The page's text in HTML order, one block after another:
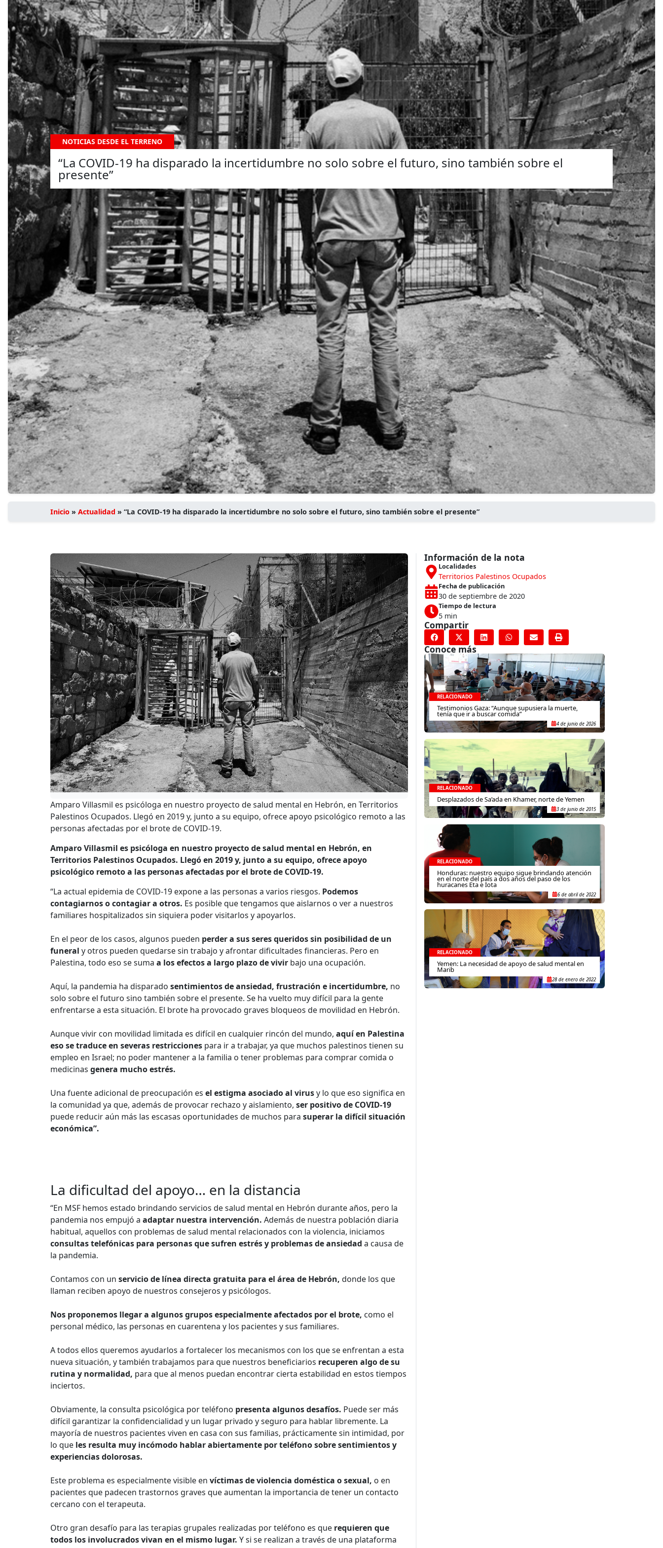
NOTICIAS DESDE EL TERRENO
“La COVID-19 ha disparado la incertidumbre no solo sobre el futuro, sino también sobre el
presente”
Inicio » Actualidad » “La COVID-19 ha disparado la incertidumbre no solo sobre el futuro, sino también sobre el presente”
Amparo Villasmil es psicóloga en nuestro proyecto de salud mental en Hebrón, en Territorios
Palestinos Ocupados. Llegó en 2019 y, junto a su equipo, ofrece apoyo psicológico remoto a las
personas afectadas por el brote de COVID-19.
Amparo Villasmil es psicóloga en nuestro proyecto de salud mental en Hebrón, en
Territorios Palestinos Ocupados. Llegó en 2019 y, junto a su equipo, ofrece apoyo
psicológico remoto a las personas afectadas por el brote de COVID-19.
“La actual epidemia de COVID-19 expone a las personas a varios riesgos. Podemos
contagiarnos o contagiar a otros. Es posible que tengamos que aislarnos o ver a nuestros
familiares hospitalizados sin siquiera poder visitarlos y apoyarlos.
En el peor de los casos, algunos pueden perder a sus seres queridos sin posibilidad de un
funeral y otros pueden quedarse sin trabajo y afrontar dificultades financieras. Pero en
Palestina, todo eso se suma a los efectos a largo plazo de vivir bajo una ocupación.
Aquí, la pandemia ha disparado sentimientos de ansiedad, frustración e incertidumbre, no
solo sobre el futuro sino también sobre el presente. Se ha vuelto muy difícil para la gente
enfrentarse a esta situación. El brote ha provocado graves bloqueos de movilidad en Hebrón.
Aunque vivir con movilidad limitada es difícil en cualquier rincón del mundo, aquí en Palestina
eso se traduce en severas restricciones para ir a trabajar, ya que muchos palestinos tienen su
empleo en Israel; no poder mantener a la familia o tener problemas para comprar comida o
medicinas genera mucho estrés.
Una fuente adicional de preocupación es el estigma asociado al virusy lo que eso significa en
la comunidad ya que, además de provocar rechazo y aislamiento, ser positivo de COVID-19
puede reducir aún más las escasas oportunidades de muchos para superar la difícil situación
económica”.
La dificultad del apoyo… en la distancia
“En MSF hemos estado brindando servicios de salud mental en Hebrón durante años, pero la
pandemia nos empujó a adaptar nuestra intervención. Además de nuestra población diaria
habitual, aquellos con problemas de salud mental relacionados con la violencia, iniciamos
consultas telefónicas para personas que sufren estrés y problemas de ansiedad a causa de
la pandemia.
Contamos con un servicio de línea directa gratuita para el área de Hebrón, donde los que
llaman reciben apoyo de nuestros consejeros y psicólogos.
Nos proponemos llegar a algunos grupos especialmente afectados por el brote, como el
personal médico, las personas en cuarentena y los pacientes y sus familiares.
A todos ellos queremos ayudarlos a fortalecer los mecanismos con los que se enfrentan a esta
nueva situación, y también trabajamos para que nuestros beneficiarios recuperen algo de su
rutina y normalidad, para que al menos puedan encontrar cierta estabilidad en estos tiempos
inciertos.
Obviamente, la consulta psicológica por teléfono presenta algunos desafíos. Puede ser más
difícil garantizar la confidencialidad y un lugar privado y seguro para hablar libremente. La
mayoría de nuestros pacientes viven en casa con sus familias, prácticamente sin intimidad, por
lo que les resulta muy incómodo hablar abiertamente por teléfono sobre sentimientos y
experiencias dolorosas.
Este problema es especialmente visible en víctimas de violencia doméstica o sexual, o en
pacientes que padecen trastornos graves que aumentan la importancia de tener un contacto
cercano con el terapeuta.
Otro gran desafío para las terapias grupales realizadas por teléfono es que requieren que
todos los involucrados vivan en el mismo lugar. Y si se realizan a través de una plataforma
Información de la nota
Localidades
Territorios Palestinos Ocupados
Fecha de publicación
30 de septiembre de 2020
Tiempo de lectura
5 min
Compartir
Conoce más
RELACIONADO
Testimonios Gaza: “Aunque supusiera la muerte,
tenía que ir a buscar comida”
4 de junio de 2026
RELACIONADO
Desplazados de Sa’ada en Khamer, norte de Yemen
3 de junio de 2015
RELACIONADO
Honduras: nuestro equipo sigue brindando atención
en el norte del país a dos años del paso de los
huracanes Eta e Iota
6 de abril de 2022
RELACIONADO
Yemen: La necesidad de apoyo de salud mental en
Marib
28 de enero de 2022